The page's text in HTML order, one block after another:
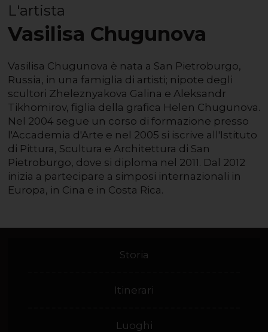
L'artista
Vasilisa Chugunova
Vasilisa Chugunova è nata a San Pietroburgo,
Russia, in una famiglia di artisti; nipote degli
scultori Zheleznyakova Galina e Aleksandr
Tikhomirov, figlia della grafica Helen Chugunova.
Nel 2004 segue un corso di formazione presso
l'Accademia d'Arte e nel 2005 si iscrive all'Istituto
di Pittura, Scultura e Architettura di San
Pietroburgo, dove si diploma nel 2011. Dal 2012
inizia a partecipare a simposi internazionali in
Europa, in Cina e in Costa Rica.
Storia
Itinerari
Luoghi